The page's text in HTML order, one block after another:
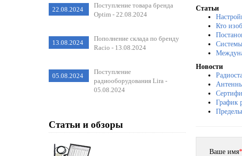
22.08.2024
Поступление товара бренда
Optim - 22.08.2024
13.08.2024
Пополнение склада по бренду
Racio - 13.08.2024
05.08.2024
Поступление
радиооборудования Lira -
05.08.2024
Статьи и обзоры
Статьи
Кто
Новости
График
Ваше имя*